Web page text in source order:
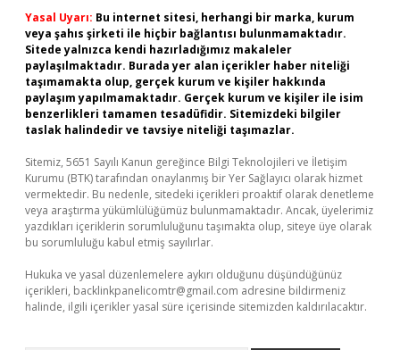
Yasal Uyarı: Bu internet sitesi, herhangi bir marka, kurum
veya şahıs şirketi ile hiçbir bağlantısı bulunmamaktadır.
Sitede yalnızca kendi hazırladığımız makaleler
paylaşılmaktadır. Burada yer alan içerikler haber niteliği
taşımamakta olup, gerçek kurum ve kişiler hakkında
paylaşım yapılmamaktadır. Gerçek kurum ve kişiler ile isim
benzerlikleri tamamen tesadüfidir. Sitemizdeki bilgiler
taslak halindedir ve tavsiye niteliği taşımazlar.
Sitemiz, 5651 Sayılı Kanun gereğince Bilgi Teknolojileri ve İletişim
Kurumu (BTK) tarafından onaylanmış bir Yer Sağlayıcı olarak hizmet
vermektedir. Bu nedenle, sitedeki içerikleri proaktif olarak denetleme
veya araştırma yükümlülüğümüz bulunmamaktadır. Ancak, üyelerimiz
yazdıkları içeriklerin sorumluluğunu taşımakta olup, siteye üye olarak
bu sorumluluğu kabul etmiş sayılırlar.
Hukuka ve yasal düzenlemelere aykırı olduğunu düşündüğünüz
içerikleri, backlinkpanelicomtr@gmail.com adresine bildirmeniz
halinde, ilgili içerikler yasal süre içerisinde sitemizden kaldırılacaktır.